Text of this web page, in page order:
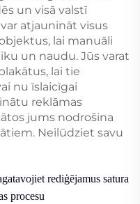
un visā valstī
atjaunināt visus
lai manuāli
un naudu. Jūs varat
lai tie
nu īslaicīgai
reklāmas
jums nodrošina
Neilūdziet savu
rediģējamus satura
procesu